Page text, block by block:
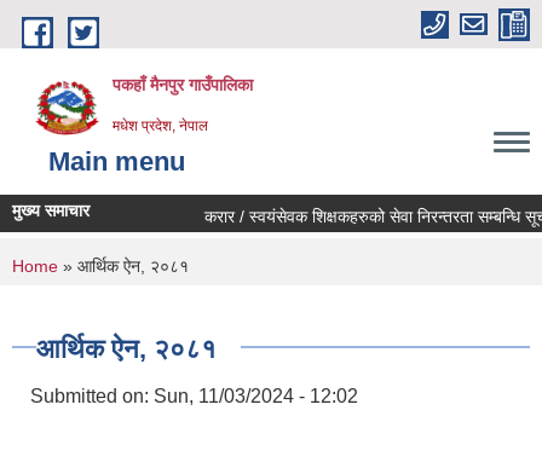
Skip to main content
पकहाँ मैनपुर गाउँपालिका
मधेश प्रदेश, नेपाल
Main menu
मुख्य समाचार करार / स्वयंसेवक शिक्षकहरुको सेवा निरन्तरता सम्बन्धि
You are here
Home » आर्थिक ऐन, २०८१
आर्थिक ऐन, २०८१
Submitted on: Sun, 11/03/2024 - 12:02